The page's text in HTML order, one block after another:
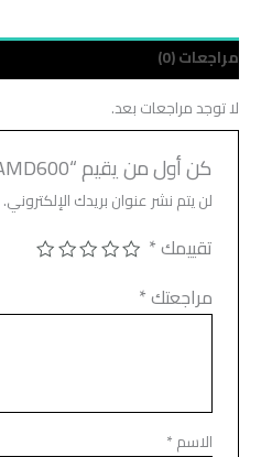
مراجعات (0)
لا توجد مراجعات بعد.
كن أول من يقيم “AMD600”
لن يتم نشر عنوان بريدك الإلكتروني.
تقييمك*
مراجعتك*
الاسم*